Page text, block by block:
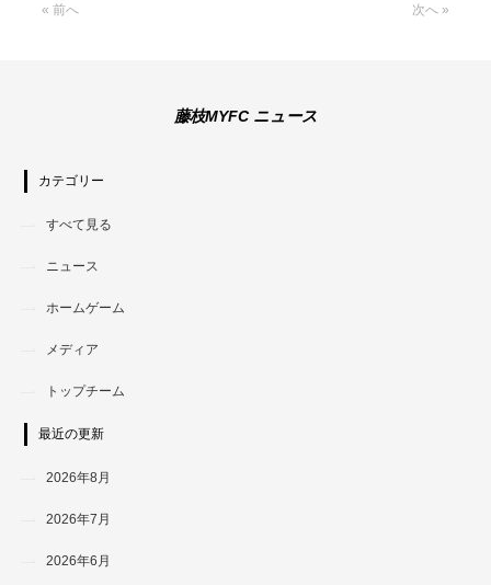
« 前へ 次へ »
藤枝MYFC ニュース
カテゴリー
すべて見る
ニュース
ホームゲーム
メディア
トップチーム
最近の更新
2026年8月
2026年7月
2026年6月